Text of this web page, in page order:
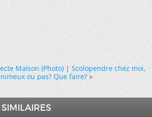
Maison (Photo)|Scolopendre chez moi,
ou pas? Que faire? »